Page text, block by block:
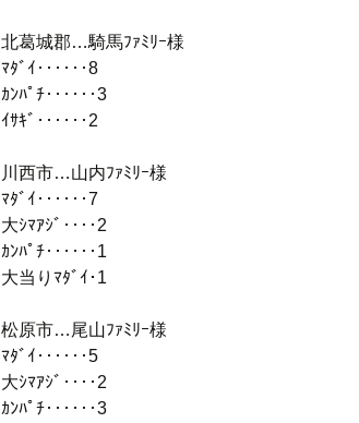
北葛城郡…騎馬ﾌｧﾐﾘｰ様
ﾏﾀﾞｲ‥‥‥8
ｶﾝﾊﾟﾁ‥‥‥3
ｲｻｷﾞ‥‥‥2
川西市…山内ﾌｧﾐﾘｰ様
ﾏﾀﾞｲ‥‥‥7
大ｼﾏｱｼﾞ‥‥2
ｶﾝﾊﾟﾁ‥‥‥1
大当りﾏﾀﾞｲ･1
松原市…尾山ﾌｧﾐﾘｰ様
ﾏﾀﾞｲ‥‥‥5
大ｼﾏｱｼﾞ‥‥2
ｶﾝﾊﾟﾁ‥‥‥3